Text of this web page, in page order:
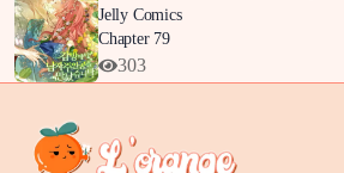
Jelly Comics
Chapter 79
303